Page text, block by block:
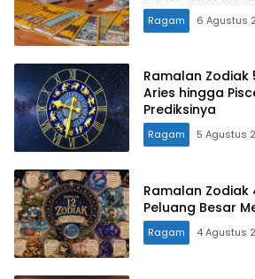
Ragam 6 Agustus
Ramalan Zodiak
Aries hingga
Prediksinya
Ragam 5 Agustus
Ramalan Zodiak
Peluang Besar
Ragam 4 Agustus